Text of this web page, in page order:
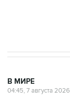
В МИРЕ
04:45, 7 августа 2026